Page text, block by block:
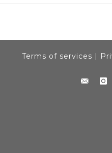
Terms of services |